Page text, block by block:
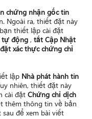
chứng nhận gốc tin
Ngoài ra, thiết đặt này
thiết lập cài đặt
tự động ,tắt Cập Nhật
xác thực chứng chỉ
lập Nhà phát hành tin
nhiên, thiết đặt này
cài đặtChứng chỉ dịch
thêm thông tin về bản
để xem bài viết